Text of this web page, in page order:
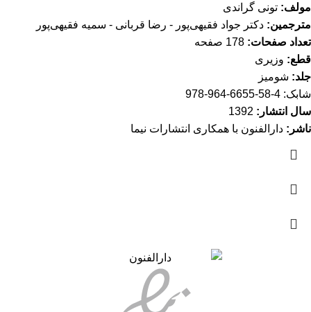
مولف: تونی گراندی
مترجمین: دکتر جواد فقیهی‌پور - رضا قربانی - سمیه فقیهی‌پور
تعداد صفحات:
قطع: وزیری
جلد: شومیز
شابک: 4-58-6655-964-978
سال انتشار:
ناشر: دارالفنون با همکاری انتشارات نیما